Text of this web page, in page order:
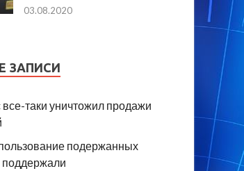
03.08.2020
ЗАПИСИ
таки уничтожил продажи
подержанных
поддержали